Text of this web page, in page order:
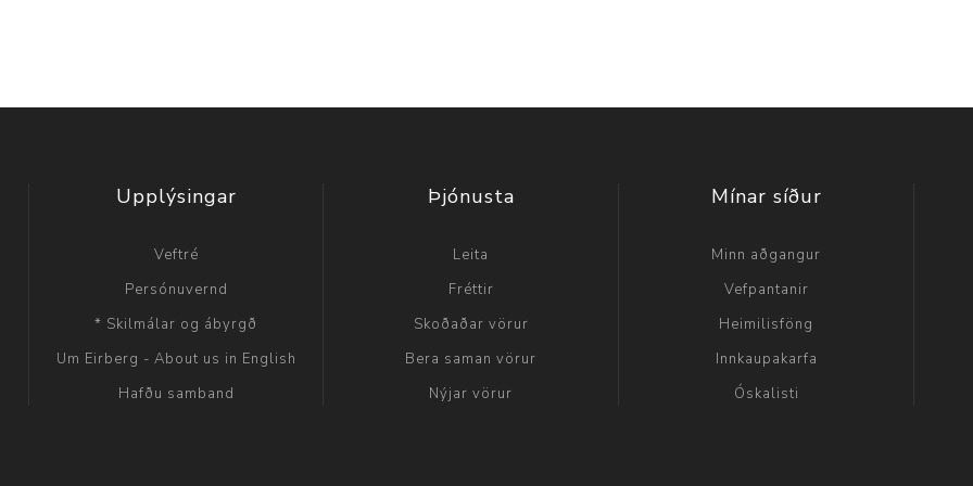
Upplýsingar
Veftré
Persónuvernd
* Skilmálar og ábyrgð
Um Eirberg - About us in English
Hafðu samband
Þjónusta
Leita
Fréttir
Skoðaðar vörur
Bera saman vörur
Nýjar vörur
Mínar síður
Minn aðgangur
Vefpantanir
Heimilisföng
Innkaupakarfa
Óskalisti